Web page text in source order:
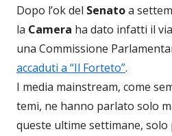
Dopo l’ok del Senatoa
la Camera ha dato infatti il
una Commissione
accaduti a “Il Forteto”.
I media mainstream, come
temi, ne hanno parlato solo
queste ultime settimane,